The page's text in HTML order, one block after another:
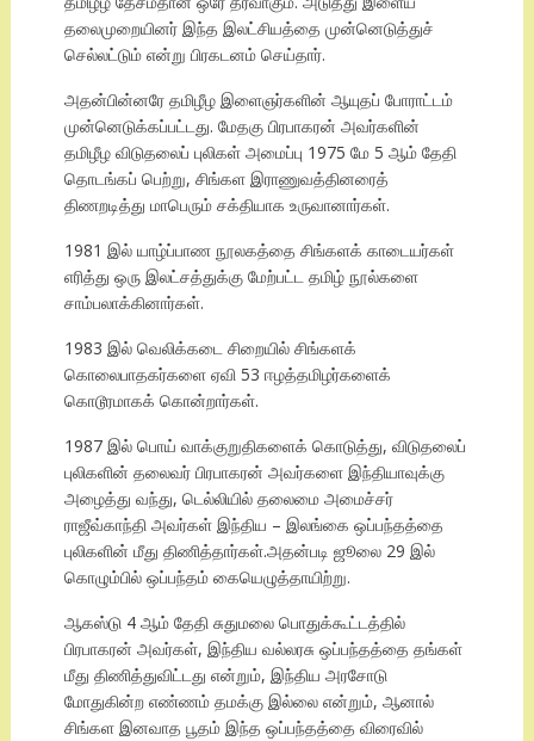
தலைமுறையினர் இந்த இலட்சியத்தை முன்னெடுத்துச்
செல்லட்டும் என்று பிரகடனம் செய்தார்.
அதன்பின்னரே தமிழீழ இளைஞர்களின் ஆயுதப் போராட்டம்
முன்னெடுக்கப்பட்டது. மேதகு பிரபாகரன் அவர்களின்
தமிழீழ விடுதலைப் புலிகள் அமைப்பு 1975 மே 5 ஆம் தேதி
தொடங்கப் பெற்று, சிங்கள இராணுவத்தினரைத்
திணறடித்து மாபெரும் சக்தியாக உருவானார்கள்.
1981 இல் யாழ்ப்பாண நூலகத்தை சிங்களக் காடையர்கள்
எரித்து ஒரு இலட்சத்துக்கு மேற்பட்ட தமிழ் நூல்களை
சாம்பலாக்கினார்கள்.
1983 இல் வெலிக்கடை சிறையில் சிங்களக்
கொலைபாதகர்களை ஏவி 53 ஈழத்தமிழர்களைக்
கொடூரமாகக் கொன்றார்கள்.
1987 இல் பொய் வாக்குறுதிகளைக் கொடுத்து, விடுதலைப்
புலிகளின் தலைவர் பிரபாகரன் அவர்களை இந்தியாவுக்கு
அழைத்து வந்து, டெல்லியில் தலைமை அமைச்சர்
ராஜீவ்காந்தி அவர்கள் இந்திய – இலங்கை ஒப்பந்தத்தை
புலிகளின் மீது திணித்தார்கள்.அதன்படி ஜூலை 29 இல்
கொழும்பில் ஒப்பந்தம் கையெழுத்தாயிற்று.
ஆகஸ்டு 4 ஆம் தேதி சுதுமலை பொதுக்கூட்டத்தில்
பிரபாகரன் அவர்கள், இந்திய வல்லரசு ஒப்பந்தத்தை தங்கள்
மீது திணித்துவிட்டது என்றும், இந்திய அரசோடு
மோதுகின்ற எண்ணம் தமக்கு இல்லை என்றும், ஆனால்
சிங்கள இனவாத பூதம் இந்த ஒப்பந்தத்தை விரைவில்